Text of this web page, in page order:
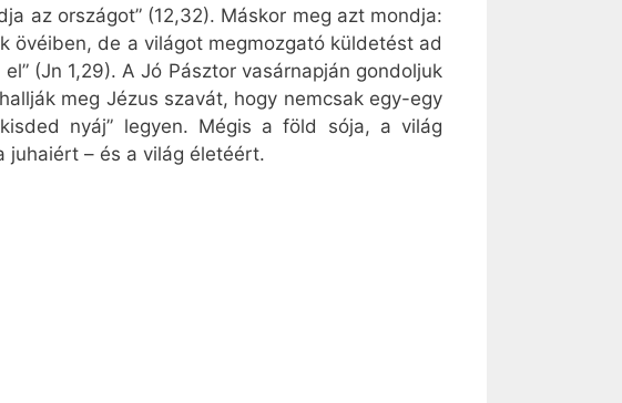
az országot” (12,32). Máskor meg azt mondja:
övéiben, de a világot megmozgató küldetést ad
(Jn 1,29). A Jó Pásztor vasárnapján gondoljuk
meg Jézus szavát, hogy nemcsak egy-egy
nyáj” legyen. Mégis a föld sója, a világ
juhaiért – és a világ életéért.